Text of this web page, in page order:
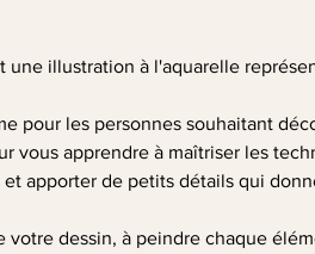
une illustration à l'aquarelle
pour les personnes souhaitant
vous apprendre à maîtriser les
apporter de petits détails qui
dessin, à peindre chaque